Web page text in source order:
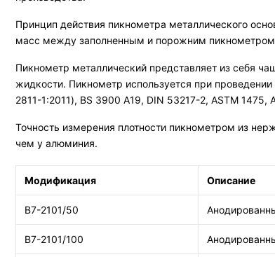
Принцип действия пикнометра металлического
масс между заполненным и порожним пикнометром
Пикнометр металлический представляет из себя
жидкости. Пикнометр используется при
2811-1:2011), BS 3900 A19, DIN 53217-2, ASTM
Точность измерения плотности пикнометром из
чем у алюминия.
Модификация Описание
В7-2101/50
В7-2101/100